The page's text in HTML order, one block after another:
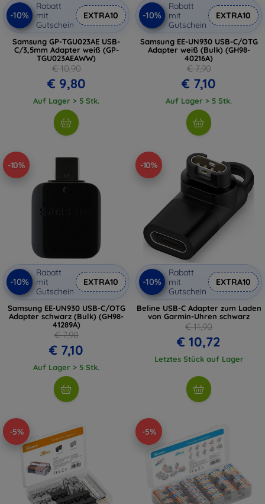
-10%
Rabatt
mit
Gutschein
EXTRA10
Samsung GP-TGU023AE USB-
C/3,5mm Adapter weiß (GP-
TGU023AEAWW)
€ 10,90
€ 9,80
Auf Lager > 5 Stk.
-10%
Rabatt
mit
Gutschein
EXTRA10
Samsung EE-UN930 USB-C/OTG
Adapter weiß (Bulk) (GH98-
40216A)
€ 7,90
€ 7,10
Auf Lager > 5 Stk.
-10%
-10%
Rabatt
mit
Gutschein
EXTRA10
Samsung EE-UN930 USB-C/OTG
Adapter schwarz (Bulk) (GH98-
41289A)
€ 7,90
€ 7,10
Auf Lager > 5 Stk.
-10%
-10%
Rabatt
mit
Gutschein
EXTRA10
Beline USB-C Adapter zum Laden
von Garmin-Uhren schwarz
€ 11,90
€ 10,72
Letztes Stück auf Lager
-5% -5%